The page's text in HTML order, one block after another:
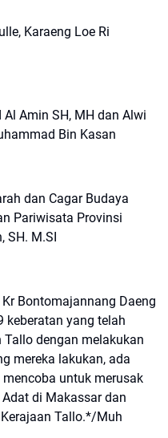
Karaeng Loe Ri
Amin SH, MH dan Alwi
Bin Kasan
dan Cagar Budaya
Pariwisata Provinsi
SH. M.SI
Bontomajannang Daeng
keberatan yang telah
dengan melakukan
mereka lakukan, ada
untuk merusak
di Makassar dan
Tallo.*/Muh